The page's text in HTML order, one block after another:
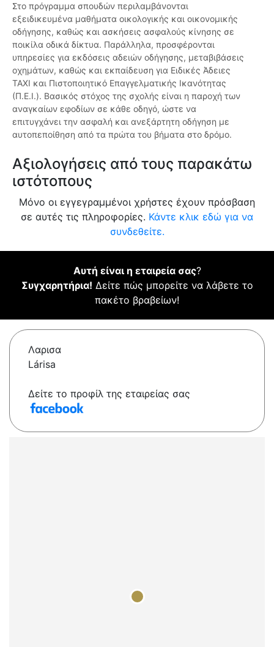
Στο πρόγραμμα σπουδών περιλαμβάνονται
εξειδικευμένα μαθήματα οικολογικής και οικονομικής
οδήγησης, καθώς και ασκήσεις ασφαλούς κίνησης σε
ποικίλα οδικά δίκτυα. Παράλληλα, προσφέρονται
υπηρεσίες για εκδόσεις αδειών οδήγησης, μεταβιβάσεις
οχημάτων, καθώς και εκπαίδευση για Ειδικές Άδειες
ΤΑΧΙ και Πιστοποιητικό Επαγγελματικής Ικανότητας
(Π.Ε.Ι.). Βασικός στόχος της σχολής είναι η παροχή των
αναγκαίων εφοδίων σε κάθε οδηγό, ώστε να
επιτυγχάνει την ασφαλή και ανεξάρτητη οδήγηση με
αυτοπεποίθηση από τα πρώτα του βήματα στο δρόμο.
Αξιολογήσεις από τους παρακάτω
ιστότοπους
Μόνο οι εγγεγραμμένοι χρήστες έχουν πρόσβαση
σε αυτές τις πληροφορίες. Κάντε κλικ εδώ για να
συνδεθείτε.
Αυτή είναι η εταιρεία σας?
Συγχαρητήρια! Δείτε πώς μπορείτε να λάβετε το
πακέτο βραβείων!
Λαρισα
Lárisa
Δείτε το προφίλ της εταιρείας σας